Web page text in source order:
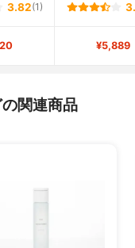
3.82(1)
¥5,889
関連商品